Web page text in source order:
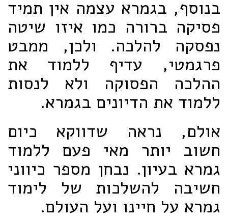
בנוסף, בגמרא עצמה אין תמיד
פסיקה ברורה כמו איזו שיטה
נפסקה להלכה. ולכן, ממבט
פרגמטי, עדיף ללמוד את
ההלכה הפסוקה ולא לנסות
ללמוד את הדיונים בגמרא.
אולם, נראה שדווקא כיום
חשוב יותר מאי פעם ללמוד
גמרא בעיון. נבחן מספר כיווני
חשיבה להשלכות של לימוד
גמרא על חיינו ועל העולם.